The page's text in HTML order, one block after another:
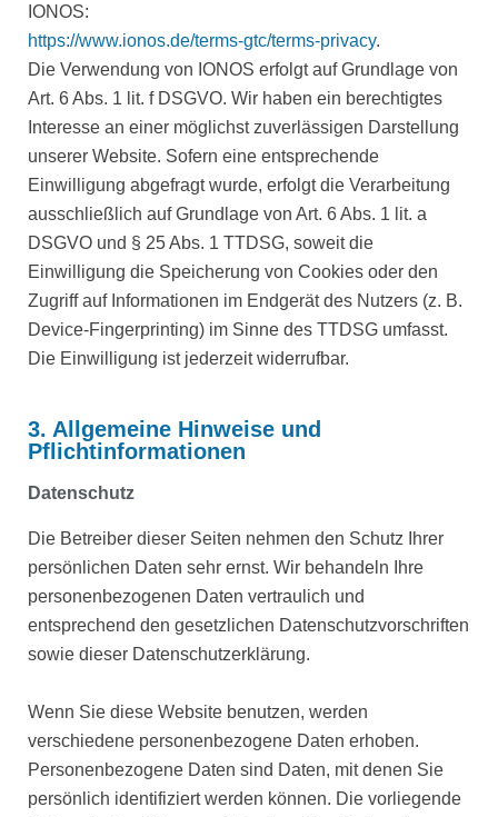
IONOS:
https://www.ionos.de/terms-gtc/terms-privacy.
Die Verwendung von IONOS erfolgt auf Grundlage von
Art. 6 Abs. 1 lit. f DSGVO. Wir haben ein berechtigtes
Interesse an einer möglichst zuverlässigen Darstellung
unserer Website. Sofern eine entsprechende
Einwilligung abgefragt wurde, erfolgt die Verarbeitung
ausschließlich auf Grundlage von Art. 6 Abs. 1 lit. a
DSGVO und § 25 Abs. 1 TTDSG, soweit die
Einwilligung die Speicherung von Cookies oder den
Zugriff auf Informationen im Endgerät des Nutzers (z. B.
Device-Fingerprinting) im Sinne des TTDSG umfasst.
Die Einwilligung ist jederzeit widerrufbar.
3. Allgemeine Hinweise und
Pflichtinformationen
Datenschutz
Die Betreiber dieser Seiten nehmen den Schutz Ihrer
persönlichen Daten sehr ernst. Wir behandeln Ihre
personenbezogenen Daten vertraulich und
entsprechend den gesetzlichen Datenschutzvorschriften
sowie dieser Datenschutzerklärung.
Wenn Sie diese Website benutzen, werden
verschiedene personenbezogene Daten erhoben.
Personenbezogene Daten sind Daten, mit denen Sie
persönlich identifiziert werden können. Die vorliegende